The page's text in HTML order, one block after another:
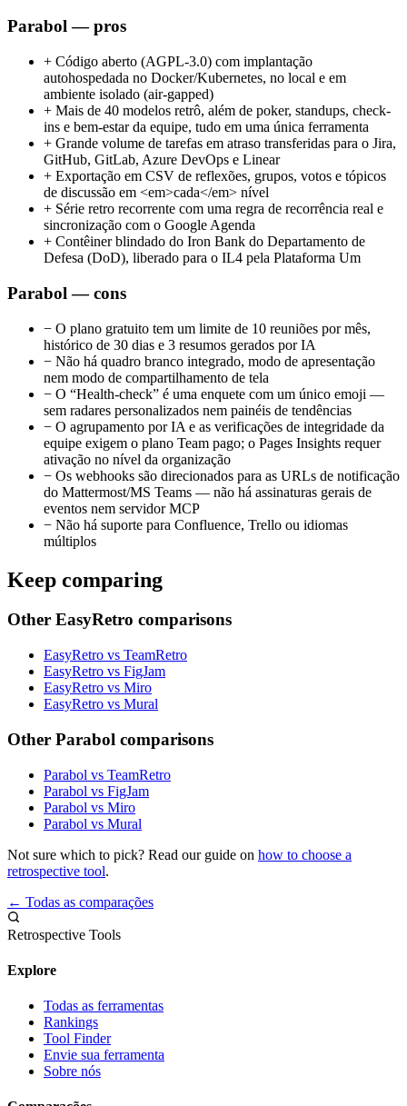
Parabol — pros
+ Código aberto (AGPL-3.0) com implantação
autohospedada no Docker/Kubernetes, no local e em
ambiente isolado (air-gapped)
+ Mais de 40 modelos retrô, além de poker, standups, check-
ins e bem-estar da equipe, tudo em uma única ferramenta
+ Grande volume de tarefas em atraso transferidas para o Jira,
GitHub, GitLab, Azure DevOps e Linear
+ Exportação em CSV de reflexões, grupos, votos e tópicos
de discussão em <em>cada</em> nível
+ Série retro recorrente com uma regra de recorrência real e
sincronização com o Google Agenda
+ Contêiner blindado do Iron Bank do Departamento de
Defesa (DoD), liberado para o IL4 pela Plataforma Um
Parabol — cons
− O plano gratuito tem um limite de 10 reuniões por mês,
histórico de 30 dias e 3 resumos gerados por IA
− Não há quadro branco integrado, modo de apresentação
nem modo de compartilhamento de tela
− O “Health-check” é uma enquete com um único emoji —
sem radares personalizados nem painéis de tendências
− O agrupamento por IA e as verificações de integridade da
equipe exigem o plano Team pago; o Pages Insights requer
ativação no nível da organização
− Os webhooks são direcionados para as URLs de notificação
do Mattermost/MS Teams — não há assinaturas gerais de
eventos nem servidor MCP
− Não há suporte para Confluence, Trello ou idiomas
múltiplos
Keep comparing
Other EasyRetro comparisons
EasyRetro vs TeamRetro
EasyRetro vs FigJam
EasyRetro vs Miro
EasyRetro vs Mural
Other Parabol comparisons
Parabol vs TeamRetro
Parabol vs FigJam
Parabol vs Miro
Parabol vs Mural
Not sure which to pick? Read our guide on how to choose a
retrospective tool.
← Todas as comparações
Retrospective Tools
Explore
Todas as ferramentas
Rankings
Tool Finder
Envie sua ferramenta
Sobre nós